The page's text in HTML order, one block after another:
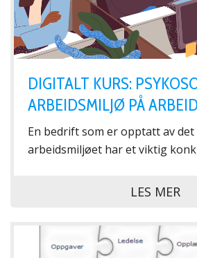
DIGITALT KURS:
ARBEIDSMILJØ PÅ
En bedrift som er opptatt av det
arbeidsmiljøet har et viktig
LES MER